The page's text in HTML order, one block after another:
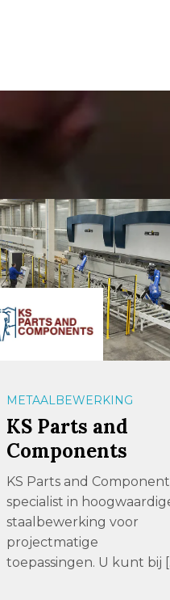
METAALBEWERKING
KS Parts and
Components
KS Parts and
specialist in
staalbewerking voor
projectmatige
toepassingen. U kunt bij